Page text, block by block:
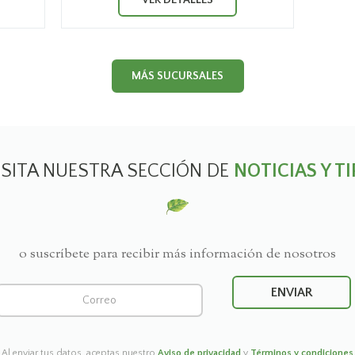
MÁS SUCURSALES
NUESTRA SECCIÓN DE NOTICIAS Y
o suscríbete para recibir más información de nosotros